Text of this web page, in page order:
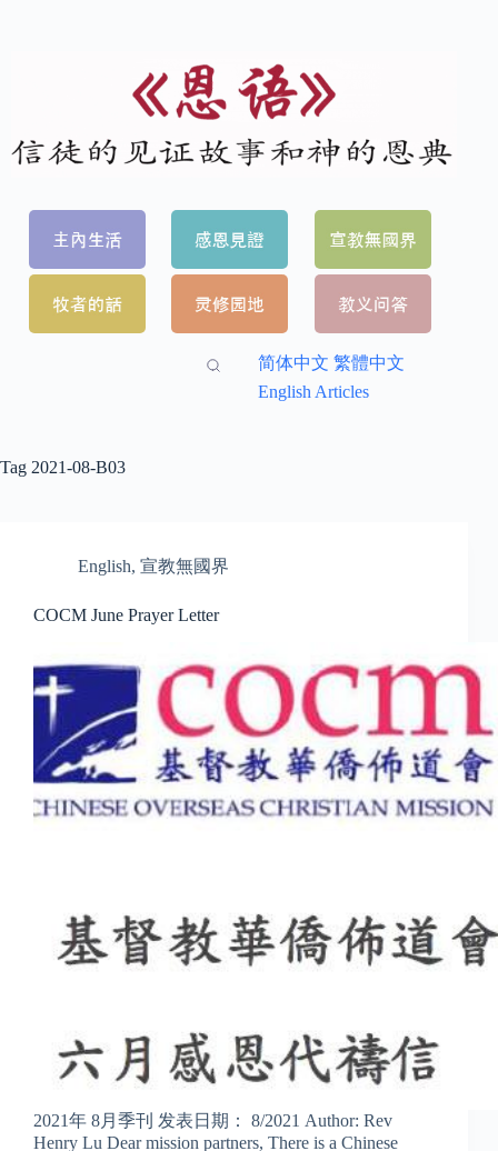
简体中文 繁體中文
English Articles
Tag 2021-08-B03
English, 宣教無國界
COCM June Prayer Letter
2021年 8月季刊 发表日期： 8/2021 Author: Rev
Henry Lu Dear mission partners, There is a Chinese